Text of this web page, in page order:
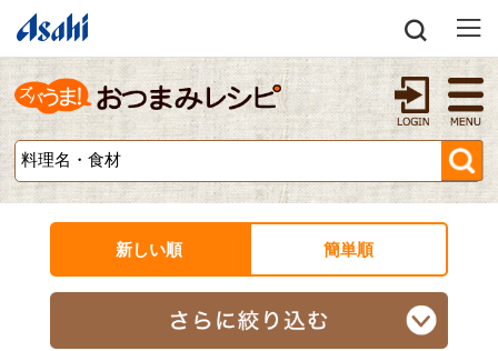
新しい順 簡単順